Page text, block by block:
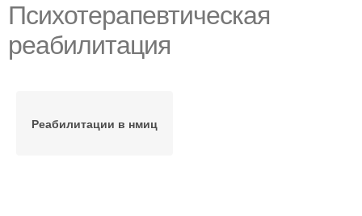
Психотерапевтическая
реабилитация
Реабилитации в нмиц